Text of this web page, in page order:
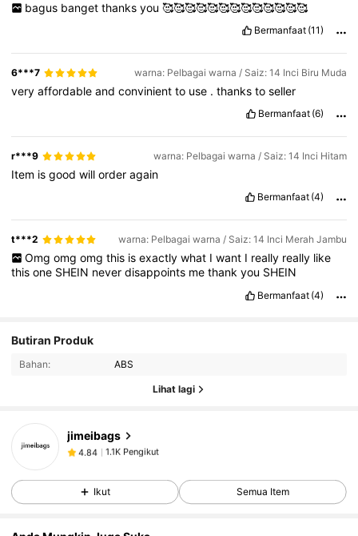
bagus banget thanks you 🥰🥰🥰🥰🥰🥰🥰🥰🥰🥰🥰🥰🥰
Bermanfaat (11)
6***7 warna: Pelbagai warna / Saiz: 14 Inci Biru Muda
veryaffordableandconvinientto use .thankstoseller
Bermanfaat (6)
r***9 warna: Pelbagai warna / Saiz: 14 Inci Hitam
Item isgoodwillorderagain
Bermanfaat (4)
t***2 warna: Pelbagai warna / Saiz: 14 Inci Merah Jambu
Omg omg omg this is exactly what I want I really really like
thisone SHEIN neverdisappoints methankyou SHEIN
Bermanfaat (4)
Butiran Produk
Bahan: ABS
Lihat lagi
jimeibags
4.84
1.1K Pengikut
4.84
1.1K Pengikut
6***7membayar1 hari yang lalu
4.84 1.1K Pengikut
Ikut Semua Item